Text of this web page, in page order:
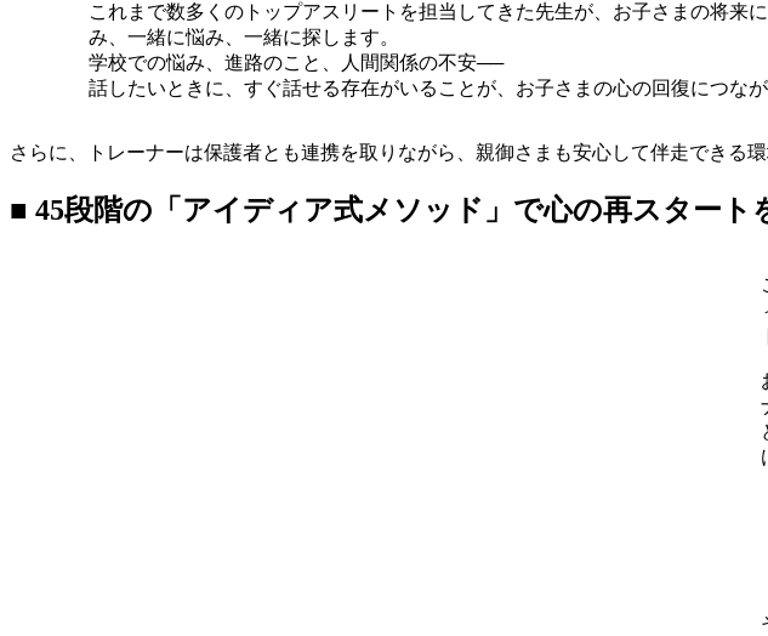
これまで数多くのトップアスリートを担当してきた先生が、お子さまの将来
み、一緒に悩み、一緒に探します。
学校での悩み、進路のこと、人間関係の不安──
話したいときに、すぐ話せる存在がいることが、お子さまの心の回復につなが
さらに、トレーナーは保護者とも連携を取りながら、親御さまも安心して伴走できる環
■ 45段階の「アイディア式メソッド」で心の再スタート